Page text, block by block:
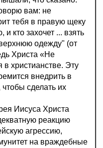
вам: не
тебя в правую щеку
кто захочет ... взять
одежду" (от
Христа «Не
христианстве. Эту
внедрить в
сделать их
Иисуса Христа
реакцию
агрессию,
на враждебные